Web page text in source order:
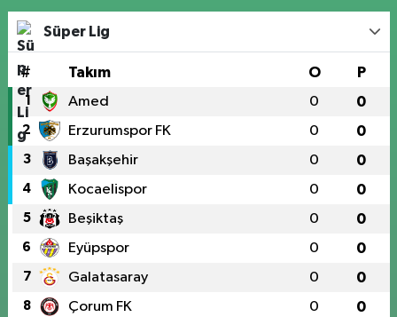
Süper Lig
# Takım O P
1 Amed 0 0
2 Erzurumspor FK 0 0
3 Başakşehir 0 0
4 Kocaelispor 0 0
5 Beşiktaş 0 0
6 Eyüpspor 0 0
7 Galatasaray 0 0
8 Çorum FK 0 0